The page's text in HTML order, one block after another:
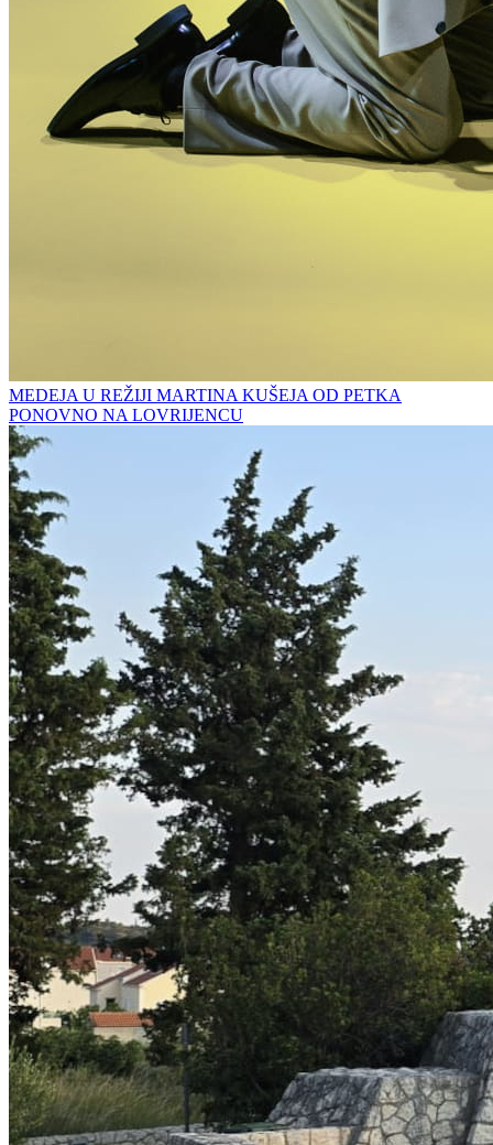
MEDEJA U REŽIJI MARTINA KUŠEJA OD PETKA
PONOVNO NA LOVRIJENCU